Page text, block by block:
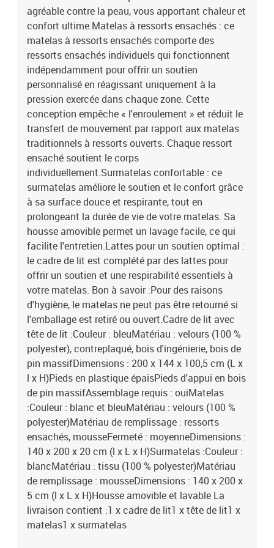
agréable contre la peau, vous apportant chaleur et
confort ultime.Matelas à ressorts ensachés : ce
matelas à ressorts ensachés comporte des
ressorts ensachés individuels qui fonctionnent
indépendamment pour offrir un soutien
personnalisé en réagissant uniquement à la
pression exercée dans chaque zone. Cette
conception empêche « l'enroulement » et réduit le
transfert de mouvement par rapport aux matelas
traditionnels à ressorts ouverts. Chaque ressort
ensaché soutient le corps
individuellement.Surmatelas confortable : ce
surmatelas améliore le soutien et le confort grâce
à sa surface douce et respirante, tout en
prolongeant la durée de vie de votre matelas. Sa
housse amovible permet un lavage facile, ce qui
facilite l'entretien.Lattes pour un soutien optimal :
le cadre de lit est complété par des lattes pour
offrir un soutien et une respirabilité essentiels à
votre matelas. Bon à savoir :Pour des raisons
d'hygiène, le matelas ne peut pas être retourné si
l'emballage est retiré ou ouvert.Cadre de lit avec
tête de lit :Couleur : bleuMatériau : velours (100 %
polyester), contreplaqué, bois d'ingénierie, bois de
pin massifDimensions : 200 x 144 x 100,5 cm (L x
l x H)Pieds en plastique épaisPieds d'appui en bois
de pin massifAssemblage requis : ouiMatelas
:Couleur : blanc et bleuMatériau : velours (100 %
polyester)Matériau de remplissage : ressorts
ensachés, mousseFermeté : moyenneDimensions :
140 x 200 x 20 cm (l x L x H)Surmatelas :Couleur :
blancMatériau : tissu (100 % polyester)Matériau
de remplissage : mousseDimensions : 140 x 200 x
5 cm (l x L x H)Housse amovible et lavable La
livraison contient :1 x cadre de lit1 x tête de lit1 x
matelas1 x surmatelas